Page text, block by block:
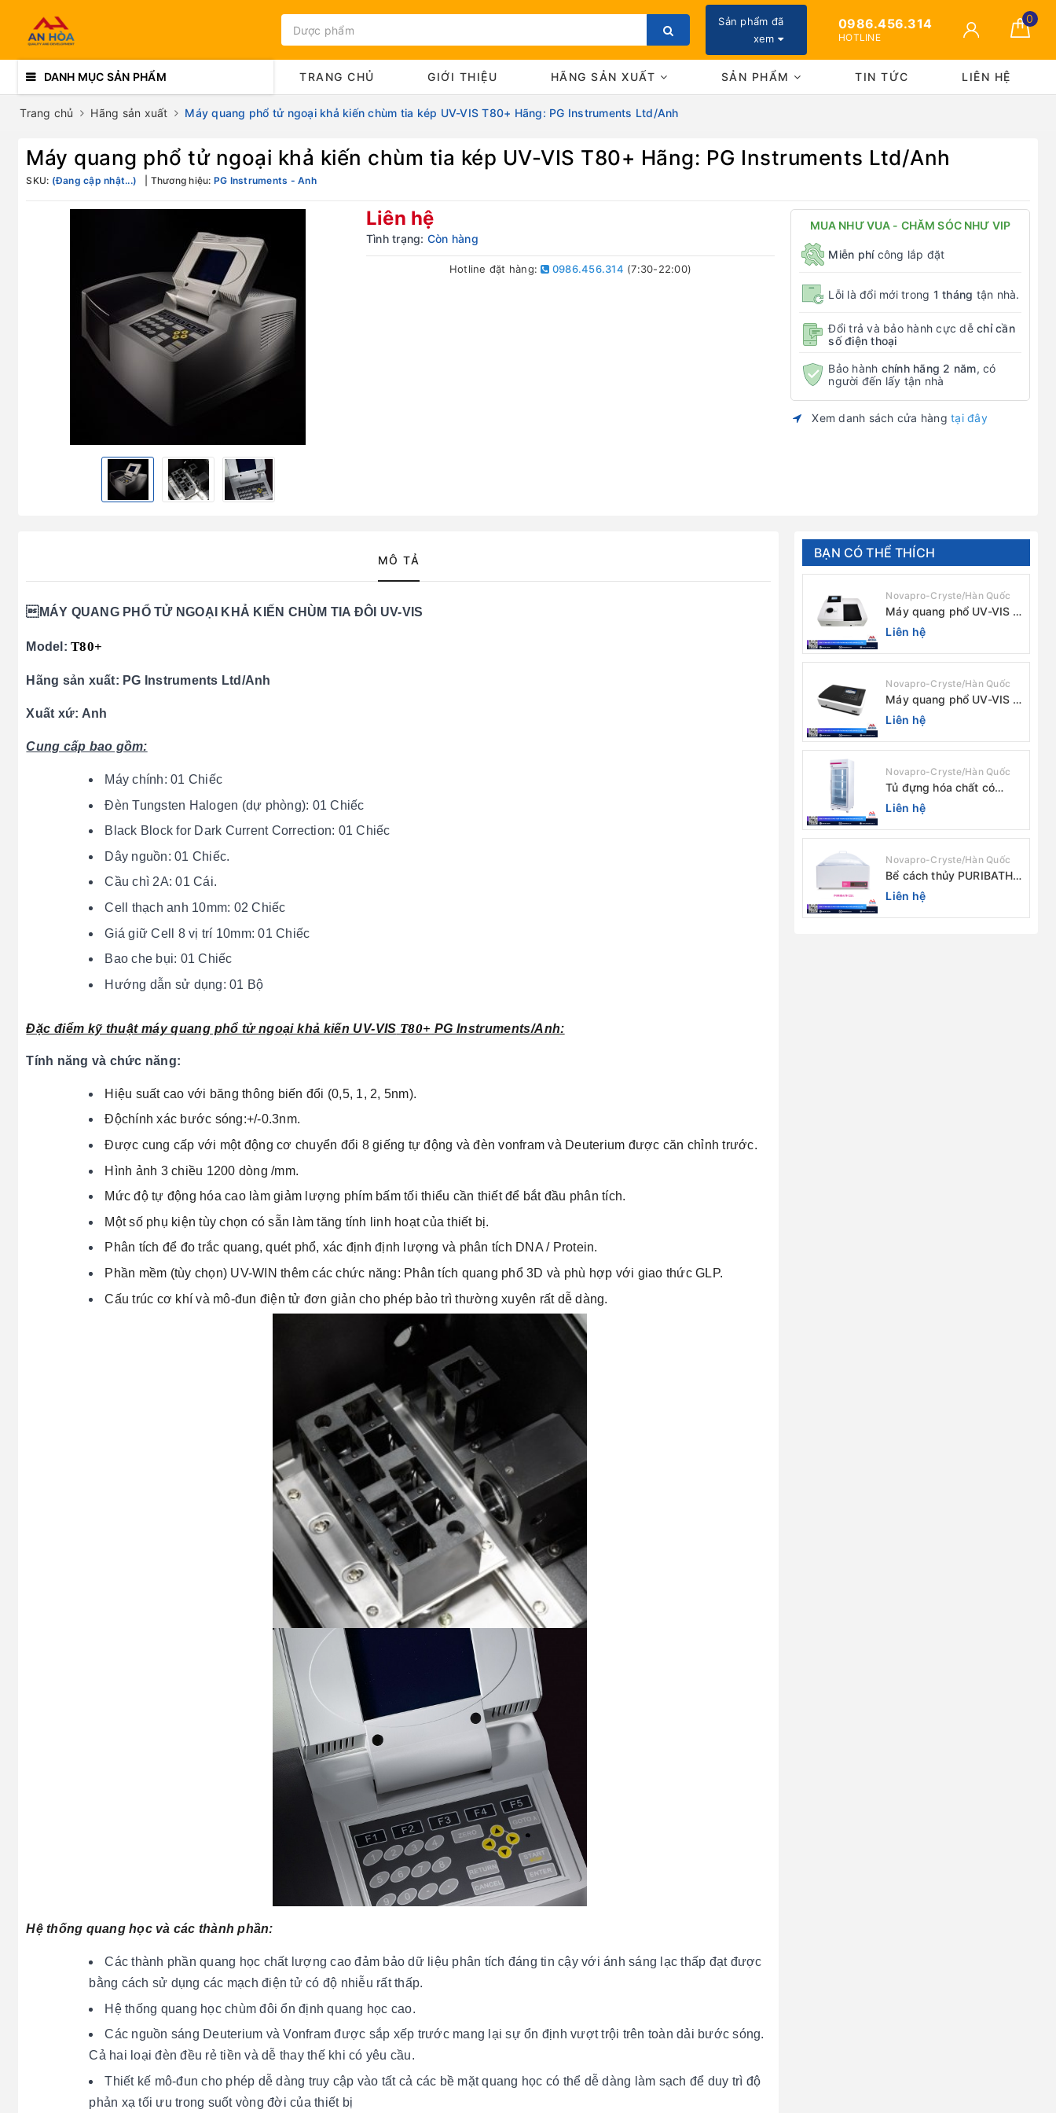
Sản phẩm đã
xem
0986.456.314
HOTLINE
0
DANH MỤC SẢN PHẨM TRANG CHỦ GIỚI THIỆU HÃNG SẢN XUẤT SẢN PHẨM TIN TỨC LIÊN HỆ
Trang chủ Hãng sản xuất Máy quang phổ tử ngoại khả kiến chùm tia kép UV-VIS T80+ Hãng: PG Instruments Ltd/Anh
Máy quang phổ tử ngoại khả kiến chùm tia kép UV-VIS T80+ Hãng: PG Instruments Ltd/Anh
SKU: (Đang cập nhật...) Thương hiệu: PG Instruments - Anh
Liên hệ
Tình trạng: Còn hàng
Hotline đặt hàng: 0986.456.314 (7:30-22:00)
MUA NHƯ VUA - CHĂM SÓC NHƯ VIP
Miễn phícông lắp đặt
Lỗi là đổi mới trong 1 tháng tận nhà.
Đổi trả và bảo hành cực dễ chỉ cần
số điện thoại
Bảo hành chính hãng 2 năm, có
người đến lấy tận nhà
Xem danh sách cửa hàng tại đây
MÔ TẢ
MÁY QUANG PHỔ TỬ NGOẠI KHẢ KIẾN CHÙM TIA ĐÔI UV-VIS
Model:T80+
Hãng sản xuất: PG Instruments Ltd/Anh
Xuất xứ: Anh
Cung cấp bao gồm:
Máy chính: 01 Chiếc
Đèn Tungsten Halogen (dự phòng): 01 Chiếc
Black Block for Dark Current Correction: 01 Chiếc
Dây nguồn: 01 Chiếc.
Cầu chì 2A: 01 Cái.
Cell thạch anh 10mm: 02 Chiếc
Giá giữ Cell 8 vị trí 10mm: 01 Chiếc
Bao che bụi: 01 Chiếc
Hướng dẫn sử dụng: 01 Bộ
Đặc điểm kỹ thuật máy quang phổ tử ngoại khả kiến UV-VIS T80+ PG Instruments/Anh:
Tính năng và chức năng:
Hiệu suất cao với băng thông biến đổi (0,5, 1, 2, 5nm).
Độchính xác bước sóng:+/-0.3nm.
Được cung cấp với một động cơ chuyển đổi 8 giếng tự động và đèn vonfram và Deuterium được căn chỉnh trước.
Hình ảnh 3 chiều 1200 dòng /mm.
Mức độ tự động hóa cao làm giảm lượng phím bấm tối thiểu cần thiết để bắt đầu phân tích.
Một số phụ kiện tùy chọn có sẵn làm tăng tính linh hoạt của thiết bị.
Phân tích để đo trắc quang, quét phổ, xác định định
lượng và phân tích DNA / Protein.
Phần mềm (tùy chọn) UV-WIN thêm các chức năng: Phân tích quang phổ 3D và phù hợp với giao thức GLP.
Cấu trúc cơ khí và mô-đun điện tử đơn giản cho phép bảo trì thường xuyên rất dễ dàng.
Hệ thống quang học và các thành phần:
Các thành phần quang học chất lượng cao đảm bảo dữ liệu phân tích đáng tin cậy với ánh sáng lạc thấp đạt được
bằng cách sử dụng các mạch điện tử có độ nhiễu rất thấp.
Hệ thống quang học chùm đôi ổn định quang học cao.
Các nguồn sáng Deuterium và Vonfram được sắp xếp trước mang lại sự ổn định vượt trội trên toàn dải bước sóng.
Cả hai loại đèn đều rẻ tiền và dễ thay thế khi có yêu cầu.
Thiết kế mô-đun cho phép dễ dàng truy cập vào tất cả các bề mặt quang học có thể dễ dàng làm sạch để duy trì độ
phản xạ tối ưu trong suốt vòng đời của thiết bị
BẠN CÓ THỂ THÍCH
Novapro-Cryste/Hàn Quốc
Máy quang phổ UV-VIS 1
chùm tia (độ rộng phổ
4nm) E-1000UV / Peak
Liên hệ
Novapro-Cryste/Hàn Quốc
Máy quang phổ UV-VIS 2
chùm tia Model: C-7200 /
Peak
Liên hệ
Novapro-Cryste/Hàn Quốc
Tủ đựng hóa chất có
màng lọc PURICIRCUL
600 AIRTIGHT Novapro-
Cryste/Hàn Quốc
Liên hệ
Novapro-Cryste/Hàn Quốc
Bể cách thủy PURIBATH
22 Novapro-Cryste/Hàn
Quốc
Liên hệ